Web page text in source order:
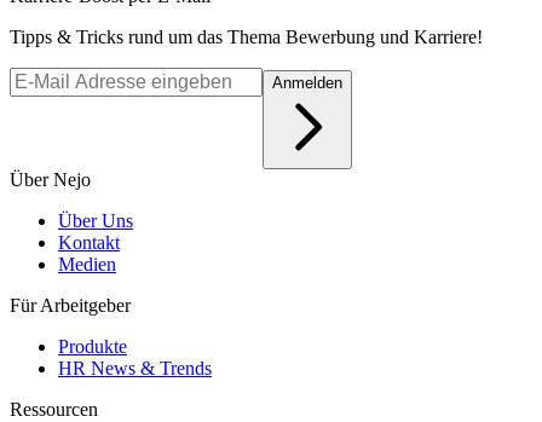
Tipps & Tricks rund um das Thema Bewerbung und Karriere!
Anmelden
Über Nejo
Über Uns
Kontakt
Medien
Für Arbeitgeber
Produkte
HR News & Trends
Ressourcen